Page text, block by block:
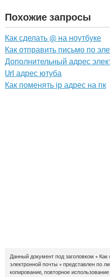
Похожие запросы
Как сделать @ на ноутбуке
Как отправить письмо по
Дополнительный адрес
Url адрес ютуба
Как поменять ip адрес на пк
Данный документ под заголовком «
электронной почты » представлен по
копирование, повторное